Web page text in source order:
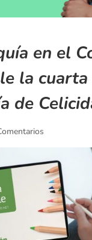
en el
la cuarta
de